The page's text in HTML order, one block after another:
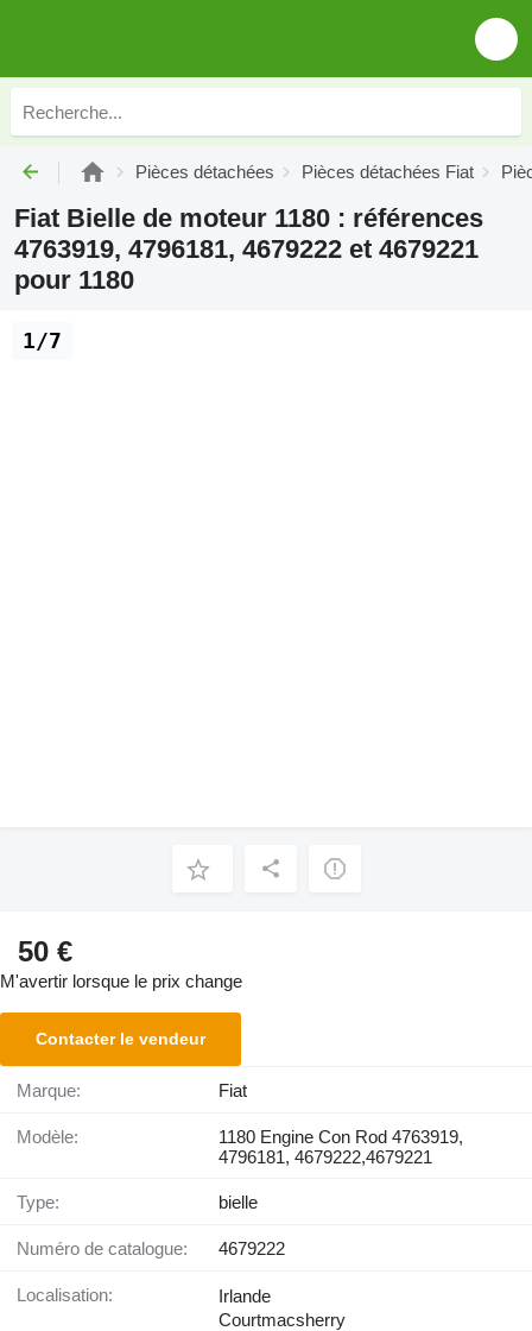
Pièces détachées Pièces détachées Fiat
Fiat Bielle de moteur 1180 : références
4763919, 4796181, 4679222 et 4679221
pour 1180
1/7
50 €
M'avertir lorsque le prix change
Contacter le vendeur
Marque: Fiat
Modèle:
1180 Engine Con Rod 4763919,
4796181, 4679222,4679221
Type: bielle
Numéro de catalogue: 4679222
Localisation:
Irlande
Courtmacsherry